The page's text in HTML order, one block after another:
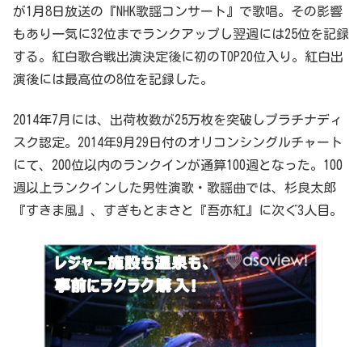
が1月8日放送の『NHK歌謡コンサート』で歌唱。その影響
もあり一気に32位までランクアップし翌週には25位を記録
する。紅白歌合戦出演決定後に初のTOP20位入り。紅白出
演後には最高位の8位を記録した。
2014年7月には、出荷枚数が25万枚を突破しプラチナディ
スク認定。2014年9月29日付のオリコンシングルチャート
にて、200位以内のランクインが通算100週となった。100
週以上ランクインした男性演歌・歌謡曲では、杉良太郎
『すきま風』、すぎもとまさと『吾亦紅』に次ぐ3人目。